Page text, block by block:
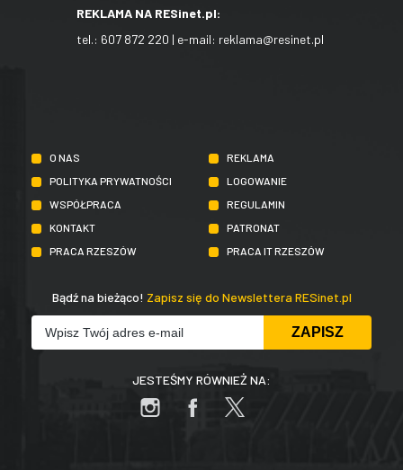
REKLAMA NA RESinet.pl:
tel.: 607 872 220 | e-mail: reklama@resinet.pl
O NAS
REKLAMA
POLITYKA PRYWATNOŚCI
LOGOWANIE
WSPÓŁPRACA
REGULAMIN
KONTAKT
PATRONAT
PRACA RZESZÓW
PRACA IT RZESZÓW
Bądź na bieżąco! Zapisz się do Newslettera RESinet.pl
JESTEŚMY RÓWNIEŻ NA: